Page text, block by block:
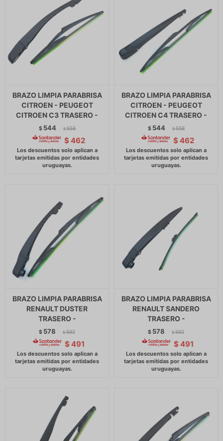
BRAZO LIMPIA PARABRISA
CITROEN - PEUGEOT
CITROEN C3 TRASERO -
$ 544 $ 558
$ 462
BRAZO LIMPIA PARABRISA
CITROEN - PEUGEOT
CITROEN C4 TRASERO -
$ 544 $ 558
$ 462
BRAZO LIMPIA PARABRISA
RENAULT DUSTER
TRASERO -
$ 578 $ 592
$ 491
BRAZO LIMPIA PARABRISA
RENAULT SANDERO
TRASERO -
$ 578 $ 592
$ 491